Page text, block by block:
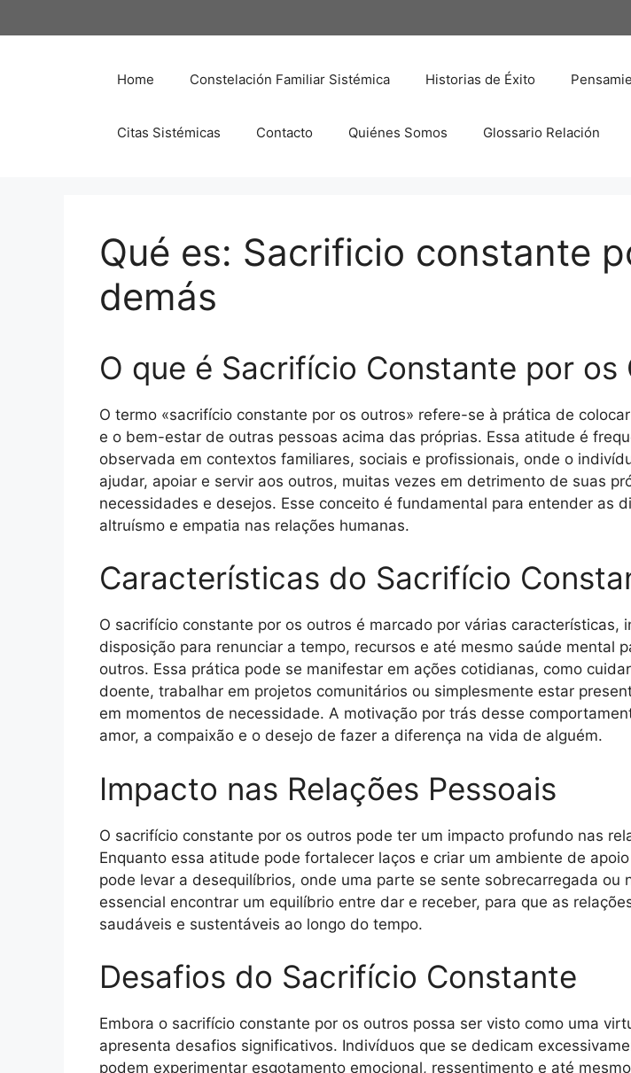
al
Home Constelación Familiar Sistémica Historias de Éxito
Citas Sistémicas Contacto Quiénes Somos Glossario Relación
Qué es: Sacrificio constante
demás
O que é Sacrifício Constante por os
O termo «sacrifício constante por os outros» refere-se à prática de
e o bem-estar de outras pessoas acima das próprias. Essa atitude é
observada em contextos familiares, sociais e profissionais, onde o
ajudar, apoiar e servir aos outros, muitas vezes em detrimento de suas
necessidades e desejos. Esse conceito é fundamental para entender as
altruísmo e empatia nas relações humanas.
Características do Sacrifício
O sacrifício constante por os outros é marcado por várias características,
disposição para renunciar a tempo, recursos e até mesmo saúde mental
outros. Essa prática pode se manifestar em ações cotidianas, como
doente, trabalhar em projetos comunitários ou simplesmente estar
em momentos de necessidade. A motivação por trás desse
amor, a compaixão e o desejo de fazer a diferença na vida de alguém.
Impacto nas Relações Pessoais
O sacrifício constante por os outros pode ter um impacto profundo nas
Enquanto essa atitude pode fortalecer laços e criar um ambiente de
pode levar a desequilíbrios, onde uma parte se sente sobrecarregada ou
essencial encontrar um equilíbrio entre dar e receber, para que as
saudáveis e sustentáveis ao longo do tempo.
Desafios do Sacrifício Constante
Embora o sacrifício constante por os outros possa ser visto como uma
apresenta desafios significativos. Indivíduos que se dedicam
podem experimentar esgotamento emocional, ressentimento e até